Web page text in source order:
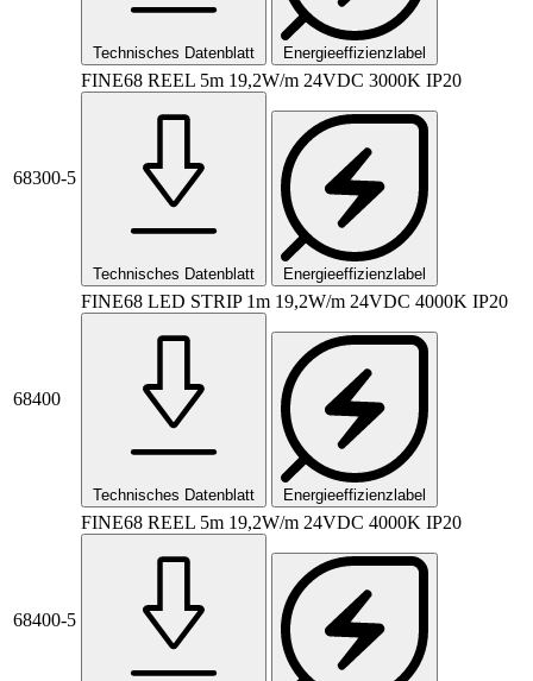
Technisches Datenblatt Energieeffizienzlabel
68300-5
FINE68 REEL 5m 19,2W/m 24VDC 3000K IP20
Technisches Datenblatt Energieeffizienzlabel
68400
FINE68 LED STRIP 1m 19,2W/m 24VDC 4000K IP20
Technisches Datenblatt Energieeffizienzlabel
68400-5
FINE68 REEL 5m 19,2W/m 24VDC 4000K IP20